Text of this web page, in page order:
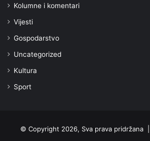
Kolumne i komentari
Vijesti
Gospodarstvo
Uncategorized
Kultura
Sport
© Copyright 2026, Sva prava pridržana |